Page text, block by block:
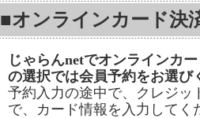
■オンラインカード決
じゃらんnetでオンラインカ
の選択では会員予約をお選び
予約入力の途中で、クレジッ
で、カード情報を入力してく